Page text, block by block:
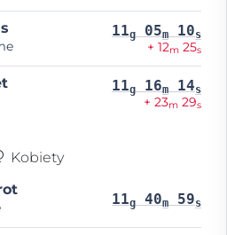
11g 05m 10s
+ 12m 25s
11g 16m 14s
+ 23m 29s
Kobiety
11g 40m 59s